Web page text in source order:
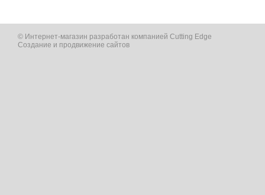
© Интернет-магазин разработан компанией Cutting Edge
Создание и продвижение сайтов